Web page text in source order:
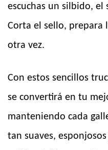
escuchas un silbido, el
Corta el sello, prepara
otra vez.
Con estos sencillos
se convertirá en tu
manteniendo cada
tan suaves,